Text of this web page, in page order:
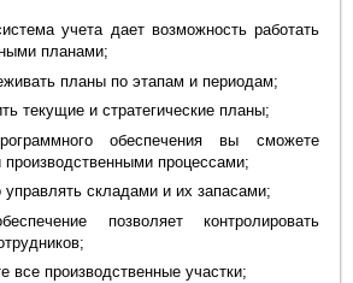
учета дает возможность работать
планами;
планы по этапам и периодам;
текущие и стратегические планы;
обеспечения вы сможете
производственными процессами;
складами и их запасами;
позволяет контролировать
все производственные участки;